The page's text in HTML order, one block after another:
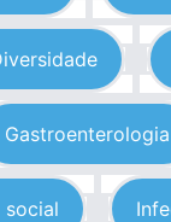
Gastroenterologia
social